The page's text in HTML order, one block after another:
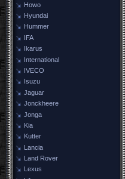
Howo
Hyundai
Hummer
IFA
Ikarus
International
IVECO
Isuzu
Jaguar
Jonckheere
Jonga
Kia
Kutter
Lancia
Land Rover
Lexus